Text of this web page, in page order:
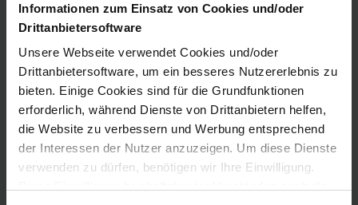
Informationen zum Einsatz von Cookies und/oder
Drittanbietersoftware
Unsere Webseite verwendet Cookies und/oder
Drittanbietersoftware, um ein besseres Nutzererlebnis zu
bieten. Einige Cookies sind für die Grundfunktionen
erforderlich, während Dienste von Drittanbietern helfen,
die Website zu verbessern und Werbung entsprechend
der Interessen der Nutzer anzuzeigen. Um diese Dienste
verwenden zu dürfen, benötigen wir Ihre Einwilligung.
schnell zum Möbellager oder zur Werkstatt
umfunktioniert, dann bleibt sowieso nichts mehr
anderes übrig, als das Auto draußen zu parken.
In Deutschlands Städten sind Garagen begehrte
Mangelware und entsprechend teuer zu mieten.
Einbahnstraßen, Parkverbote, der übliche
Stadtverkehr und natürlich die Tatsache, dass
nach Feierabend jeder Autobesitzer einen